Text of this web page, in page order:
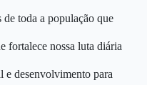
de toda a população que
fortalece nossa luta diária
e desenvolvimento para